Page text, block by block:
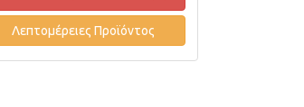
Λεπτομέρειες Προϊόντος